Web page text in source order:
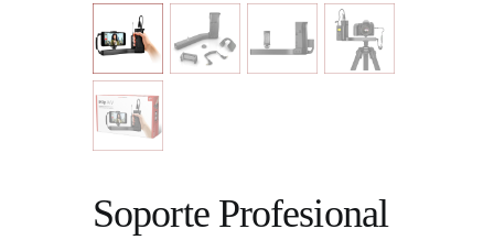
Soporte Profesional